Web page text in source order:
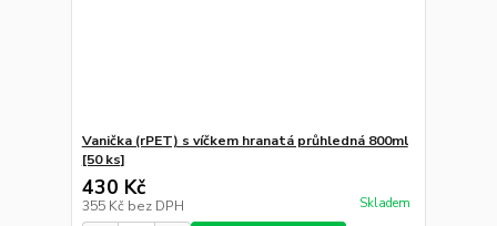
Vanička (rPET) s víčkem hranatá průhledná 800ml
[50 ks]
430 Kč
355 Kč bez DPH Skladem